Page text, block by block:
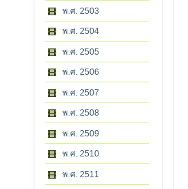
พ.ศ. 2503
พ.ศ. 2504
พ.ศ. 2505
พ.ศ. 2506
พ.ศ. 2507
พ.ศ. 2508
พ.ศ. 2509
พ.ศ. 2510
พ.ศ. 2511